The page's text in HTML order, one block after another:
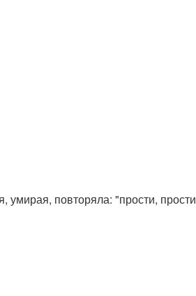
умирая, повторяла: "прости,